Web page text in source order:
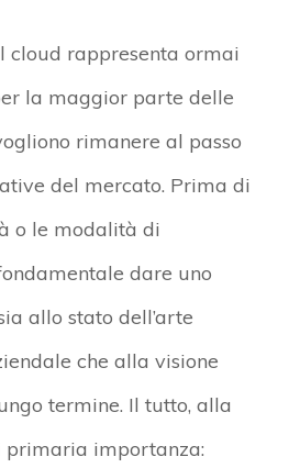
cloud rappresenta ormai
la maggior parte delle
rimanere al passo
del mercato. Prima di
o le modalità di
dare uno
allo stato dell’arte
che alla visione
termine. Il tutto, alla
importanza: